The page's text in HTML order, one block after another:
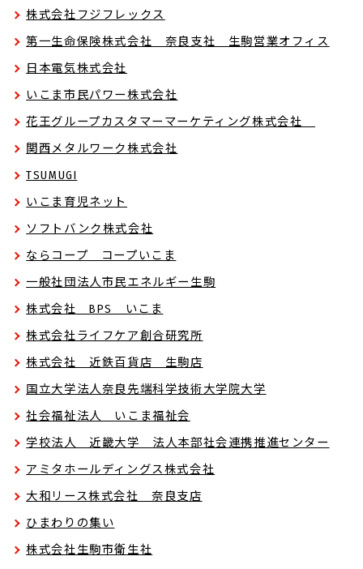
株式会社フジフレックス
第一生命保険株式会社 奈良支社 生駒営業オフィス
日本電気株式会社
いこま市民パワー株式会社
花王グループカスタマーマーケティング株式会社
関西メタルワーク株式会社
TSUMUGI
いこま育児ネット
ソフトバンク株式会社
ならコープ コープいこま
一般社団法人市民エネルギー生駒
株式会社 BPS いこま
株式会社ライフケア創合研究所
株式会社 近鉄百貨店 生駒店
国立大学法人奈良先端科学技術大学院大学
社会福祉法人 いこま福祉会
学校法人 近畿大学 法人本部社会連携推進センター
アミタホールディングス株式会社
大和リース株式会社 奈良支店
ひまわりの集い
株式会社生駒市衛生社